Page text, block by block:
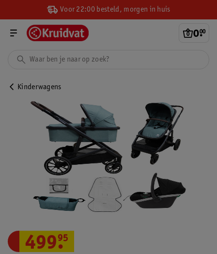
Voor 22:00 besteld, morgen in huis
0.
00
Kinderwagens
499.
95